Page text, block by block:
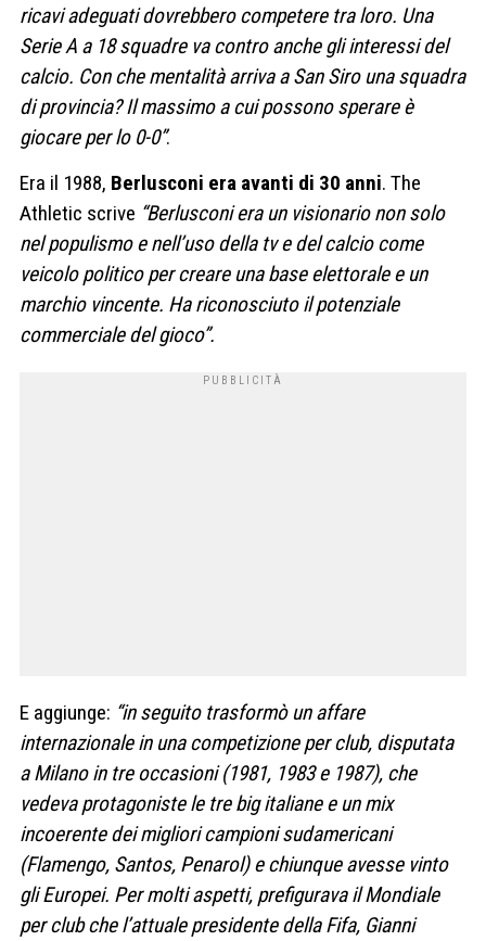
ricavi adeguati dovrebbero competere tra loro. Una
Serie A a 18 squadre va contro anche gli interessi del
calcio. Con che mentalità arriva a San Siro una squadra
di provincia? Il massimo a cui possono sperare è
giocare per lo 0-0”.
Era il 1988, Berlusconi era avanti di 30 anni. The
Athletic scrive “Berlusconi era un visionario non solo
nel populismo e nell’uso della tv e del calcio come
veicolo politico per creare una base elettorale e un
marchio vincente. Ha riconosciuto il potenziale
commerciale del gioco”.
E aggiunge: “in seguito trasformò un affare
internazionale in una competizione per club, disputata
a Milano in tre occasioni (1981, 1983 e 1987), che
vedeva protagoniste le tre big italiane e un mix
incoerente dei migliori campioni sudamericani
(Flamengo, Santos, Penarol) e chiunque avesse vinto
gli Europei. Per molti aspetti, prefigurava il Mondiale
per club che l’attuale presidente della Fifa, Gianni